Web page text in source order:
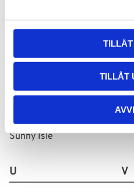
TILLÅT
Skala
SterStyle
Sunny Isle
U V